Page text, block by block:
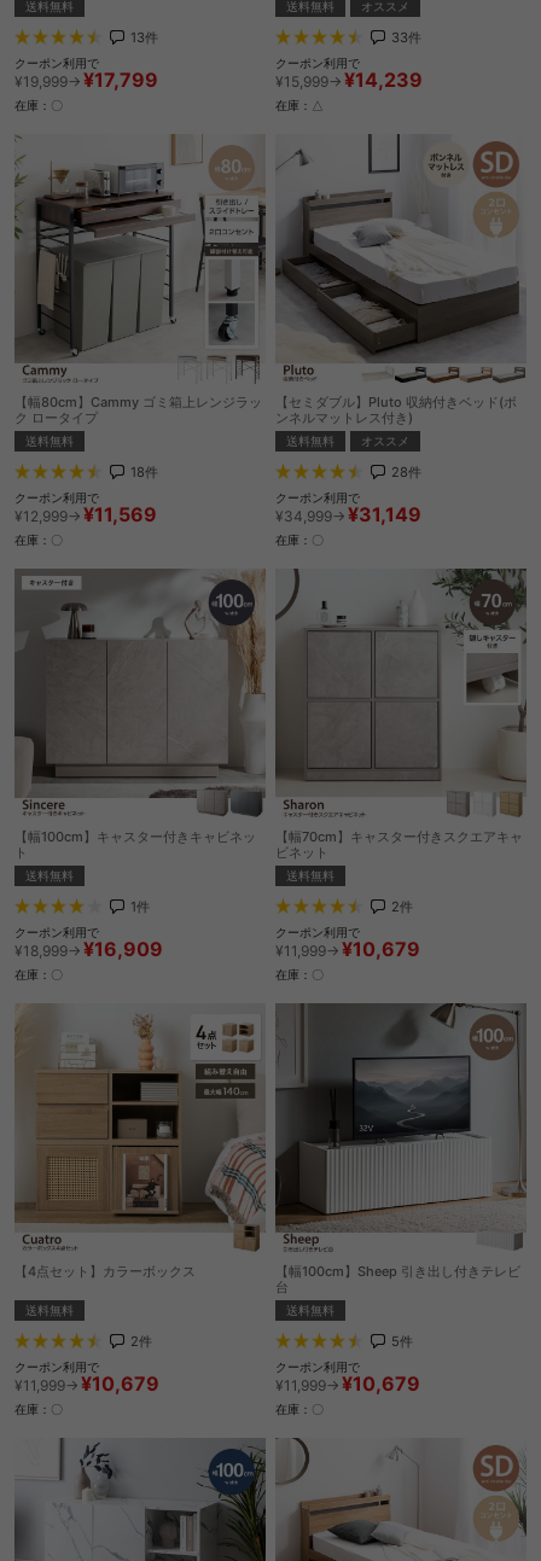
送料無料
13件
クーポン利用で
¥19,999→ ¥17,799
在庫：〇
送料無料 オススメ
33件
クーポン利用で
¥15,999→ ¥14,239
在庫：△
【幅80cm】Cammy ゴミ箱上レンジラッ
ク ロータイプ
送料無料
18件
クーポン利用で
¥12,999→ ¥11,569
在庫：〇
【セミダブル】Pluto 収納付きベッド(ボ
ンネルマットレス付き)
送料無料 オススメ
28件
クーポン利用で
¥34,999→ ¥31,149
在庫：〇
【幅100cm】キャスター付きキャビネッ
ト
送料無料
1件
クーポン利用で
¥18,999→ ¥16,909
在庫：〇
【幅70cm】キャスター付きスクエアキャ
ビネット
送料無料
2件
クーポン利用で
¥11,999→ ¥10,679
在庫：〇
【4点セット】カラーボックス
送料無料
2件
クーポン利用で
¥11,999→ ¥10,679
在庫：〇
【幅100cm】Sheep 引き出し付きテレビ
台
送料無料
5件
クーポン利用で
¥11,999→ ¥10,679
在庫：〇